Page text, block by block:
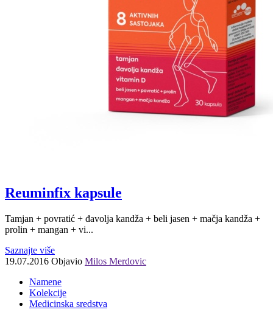
Reuminfix kapsule
Tamjan + povratić + đavolja kandža + beli jasen + mačja kandža +
prolin + mangan + vi...
Saznajte više
19.07.2016 Objavio Milos Merdovic
Namene
Kolekcije
Medicinska sredstva